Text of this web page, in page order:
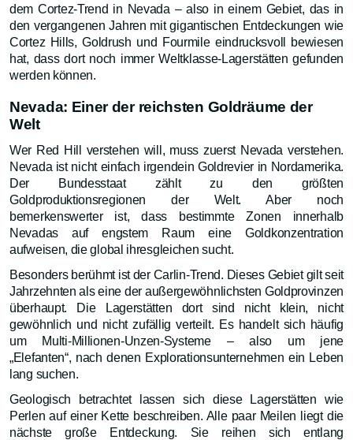
dem Cortez-Trend in Nevada – also in einem Gebiet, das in
den vergangenen Jahren mit gigantischen Entdeckungen wie
Cortez Hills, Goldrush und Fourmile eindrucksvoll bewiesen
hat, dass dort noch immer Weltklasse-Lagerstätten gefunden
werden können.
Nevada: Einer der reichsten Goldräume der
Welt
Wer Red Hill verstehen will, muss zuerst Nevada verstehen.
Nevada ist nicht einfach irgendein Goldrevier in Nordamerika.
Der Bundesstaat zählt zu den größten
Goldproduktionsregionen der Welt. Aber noch
bemerkenswerter ist, dass bestimmte Zonen innerhalb
Nevadas auf engstem Raum eine Goldkonzentration
aufweisen, die global ihresgleichen sucht.
Besonders berühmt ist der Carlin-Trend. Dieses Gebiet gilt seit
Jahrzehnten als eine der außergewöhnlichsten Goldprovinzen
überhaupt. Die Lagerstätten dort sind nicht klein, nicht
gewöhnlich und nicht zufällig verteilt. Es handelt sich häufig
um Multi-Millionen-Unzen-Systeme – also um jene
„Elefanten“, nach denen Explorationsunternehmen ein Leben
lang suchen.
Geologisch betrachtet lassen sich diese Lagerstätten wie
Perlen auf einer Kette beschreiben. Alle paar Meilen liegt die
nächste große Entdeckung. Sie reihen sich entlang